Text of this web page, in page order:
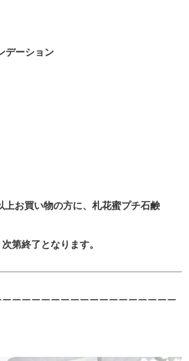
デーション
上お買い物の方に、札花蜜プチ石鹸
第終了となります。
ーーーーーーーーーーーーーーーーー